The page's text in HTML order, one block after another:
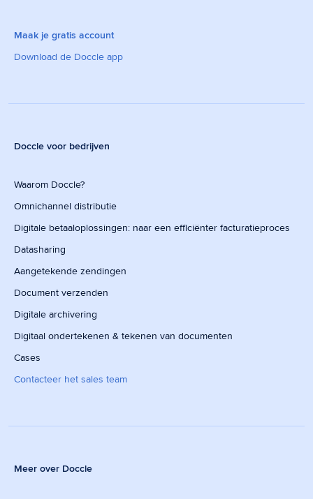
Maak je gratis account
Download de Doccle app
Doccle voor bedrijven
Waarom Doccle?
Omnichannel distributie
Digitale betaaloplossingen: naar een efficiënter facturatieproces
Datasharing
Aangetekende zendingen
Document verzenden
Digitale archivering
Digitaal ondertekenen & tekenen van documenten
Cases
Contacteer het sales team
Meer over Doccle